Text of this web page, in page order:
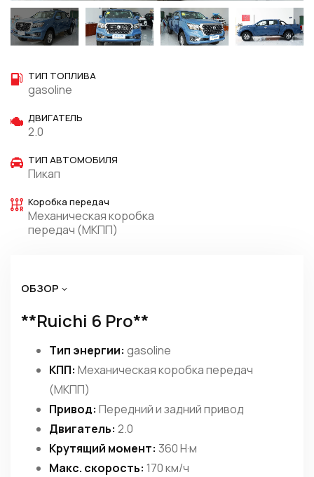
ТИП ТОПЛИВА
gasoline
ДВИГАТЕЛЬ
2.0
ТИП АВТОМОБИЛЯ
Пикап
Коробка передач
Механическая коробка
передач (МКПП)
ОБЗОР
**Ruichi 6 Pro**
Тип энергии: gasoline
КПП: Механическая коробка передач
(МКПП)
Привод: Передний и задний привод
Двигатель: 2.0
Крутящий момент: 360 Н·м
Макс. скорость: 170 км/ч